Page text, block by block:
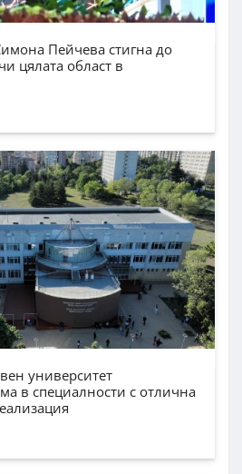
Пейчева стигна до
цялата област в
университет
в специалности с отлична